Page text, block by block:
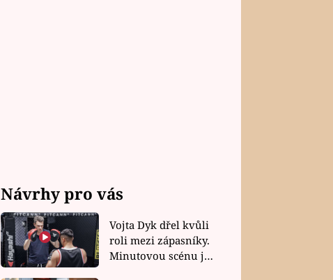
Návrhy pro vás
Vojta Dyk dřel kvůli
roli mezi zápasníky.
Minutovou scénu jel